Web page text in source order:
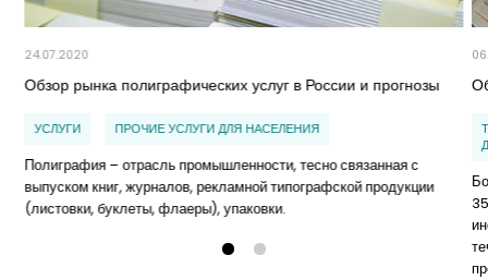
24.07.2020
Обзор рынка полиграфических услуг в России и прогнозы
УСЛУГИ ПРОЧИЕ УСЛУГИ ДЛЯ НАСЕЛЕНИЯ
Полиграфия – отрасль промышленности, тесно связанная с
выпуском книг, журналов, рекламной типографской продукции
(листовки, буклеты, флаеры), упаковки.